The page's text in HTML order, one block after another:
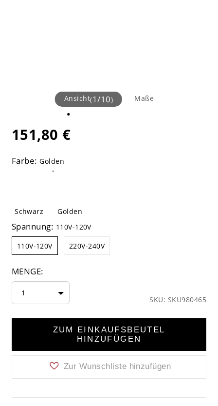
Ansicht(1/10) Maße
151,80 €
Farbe:Golden
Schwarz Golden
Spannung: 110V-120V
110V-120V 220V-240V
MENGE:
1
SKU: SKU980465
ZUM EINKAUFSBEUTEL
HINZUFÜGEN
Zur Wunschliste hinzufügen